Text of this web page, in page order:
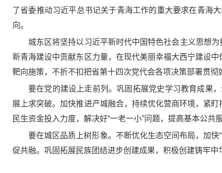
了省委推动习近平总书记关于青海工作的重大要求在青海
向。
城东区将坚持以习近平新时代中国特色社会主义思想为
新青海建设中贡献东区力量，在现代美丽幸福大西宁建设
靶向施策，不折不扣把省第十四次党代会各项决策部署贯彻
要在党的建设上走前列。巩固拓展党史学习教育成果
展上求突破。加快推进产城融合，持续优化营商环境，紧
民生资金投入力度，解决好“一老一小”问题，提高基本公
要在城区品质上树形象。不断优化生态空间布局，加
促共融。巩固拓展民族团结进步创建成果，积极创建铸牢